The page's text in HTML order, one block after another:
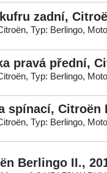
zadní,
Typ: Berlingo,
pravá přední,
Typ: Berlingo,
spínací, Citroën
Typ: Berlingo,
Berlingo II.,